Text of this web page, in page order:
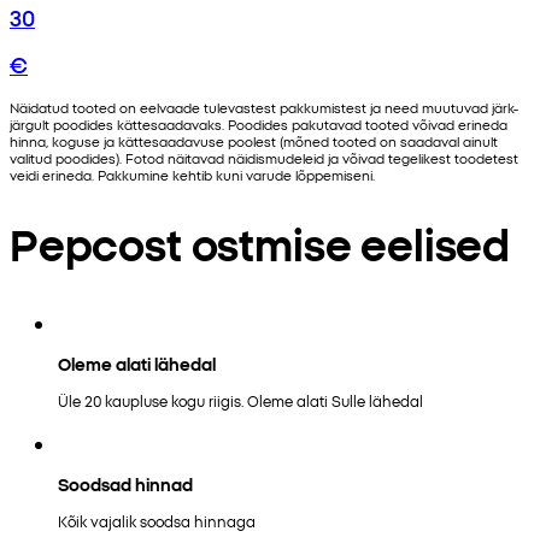
30
€
Näidatud tooted on eelvaade tulevastest pakkumistest ja need muutuvad järk-
järgult poodides kättesaadavaks. Poodides pakutavad tooted võivad erineda
hinna, koguse ja kättesaadavuse poolest (mõned tooted on saadaval ainult
valitud poodides). Fotod näitavad näidismudeleid ja võivad tegelikest toodetest
veidi erineda. Pakkumine kehtib kuni varude lõppemiseni.
Pepcost ostmise eelised
Oleme alati lähedal
Üle 20 kaupluse kogu riigis. Oleme alati Sulle lähedal
Soodsad hinnad
Kõik vajalik soodsa hinnaga